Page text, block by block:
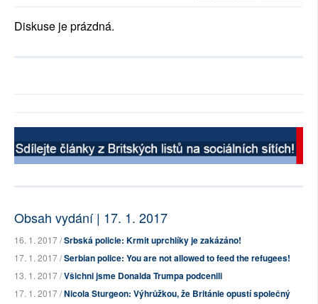
Diskuse je prázdná.
Obsah vydání | 17. 1. 2017
16. 1. 2017 /Srbská policie: Krmit uprchlíky je zakázáno!
17. 1. 2017 /Serbian police: You are not allowed to feed the refugees!
13. 1. 2017 /Všichni jsme Donalda Trumpa podcenili
17. 1. 2017 /Nicola Sturgeon: Výhrůžkou, že Británie opustí společný